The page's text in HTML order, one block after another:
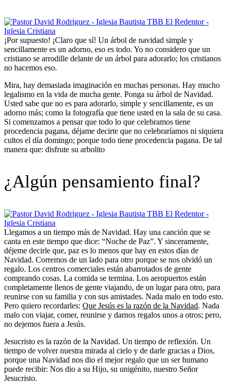
¡Por supuesto! ¡Claro que sí! Un árbol de navidad simple y
sencillamente es un adorno, eso es todo. Yo no considero que un
cristiano se arrodille delante de un árbol para adorarlo; los cristianos
no hacemos eso.
Mira, hay demasiada imaginación en muchas personas. Hay mucho
legalismo en la vida de mucha gente. Ponga su árbol de Navidad.
Usted sabe que no es para adorarlo, simple y sencillamente, es un
adorno más; como la fotografía que tiene usted en la sala de su casa.
Si comenzamos a pensar que todo lo que celebramos tiene
procedencia pagana, déjame decirte que no celebraríamos ni siquiera
cultos el día domingo; porque todo tiene procedencia pagana. De tal
manera que: disfrute su arbolito
¿Algún pensamiento final?
Llegamos a un tiempo más de Navidad. Hay una canción que se
canta en este tiempo que dice: “Noche de Paz”. Y sinceramente,
déjeme decirle que, paz es lo menos que hay en estos días de
Navidad. Corremos de un lado para otro porque se nos olvidó un
regalo. Los centros comerciales están abarrotados de gente
comprando cosas. La comida se termina. Los aeropuertos están
completamente llenos de gente viajando, de un lugar para otro, para
reunirse con su familia y con sus amistades. Nada malo en todo esto.
Pero quiero recordarles: Que Jesús es la razón de la Navidad. Nada
malo con viajar, comer, reunirse y darnos regalos unos a otros; pero,
no dejemos fuera a Jesús.
Jesucristo es la razón de la Navidad. Un tiempo de reflexión. Un
tiempo de volver nuestra mirada al cielo y de darle gracias a Dios,
porque una Navidad nos dio el mejor regalo que un ser humano
puede recibir: Nos dio a su Hijo, su unigénito, nuestro Señor
Jesucristo.